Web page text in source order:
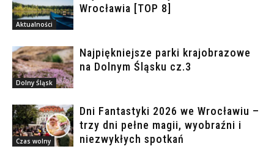
Aktualności
Wrocławia [TOP 8]
Dolny Śląsk
Najpiękniejsze parki krajobrazowe
na Dolnym Śląsku cz.3
Czas wolny
Dni Fantastyki 2026 we Wrocławiu –
trzy dni pełne magii, wyobraźni i
niezwykłych spotkań